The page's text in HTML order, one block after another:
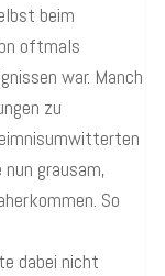
beim
oftmals
war. Manch
zu
grausam,
So
dabei nicht